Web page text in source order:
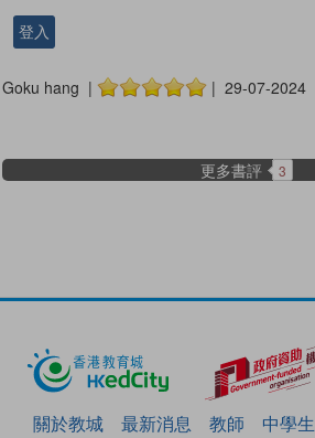
登入
Goku hang | | 29-07-2024
更多書評 3
關於教城 最新消息 教師 中學生